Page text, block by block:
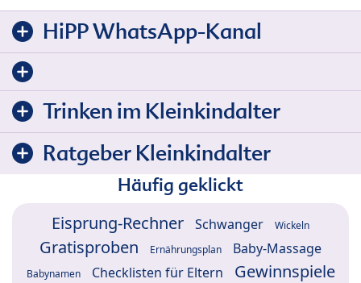
HiPP WhatsApp-Kanal
Trinken im Kleinkindalter
Ratgeber Kleinkindalter
Häufig geklickt
Eisprung-Rechner Schwanger Wickeln
Gratisproben Ernährungsplan Baby-Massage
Babynamen Checklisten für Eltern
Gewinnspiele